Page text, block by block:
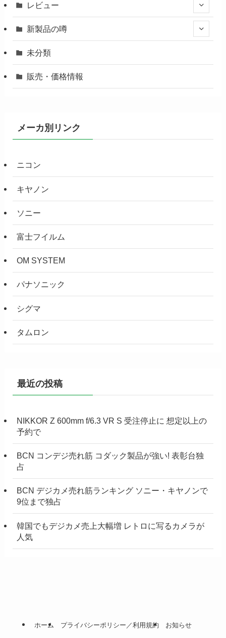
レビュー
新製品の噂
未分類
販売・価格情報
メーカ別リンク
ニコン
キヤノン
ソニー
富士フイルム
OM SYSTEM
パナソニック
シグマ
タムロン
最近の投稿
NIKKOR Z 600mm f/6.3 VR S 受注停止に 想定以上の
予約で
BCN コンデジ売れ筋 コダック製品が強い! 表彰台独
占
BCN デジカメ売れ筋ランキング ソニー・キヤノンで
9位まで独占
韓国でもデジカメ売上大幅増 レトロに写るカメラが
人気
ホーム プライバシーポリシー／利用規約 お知らせ